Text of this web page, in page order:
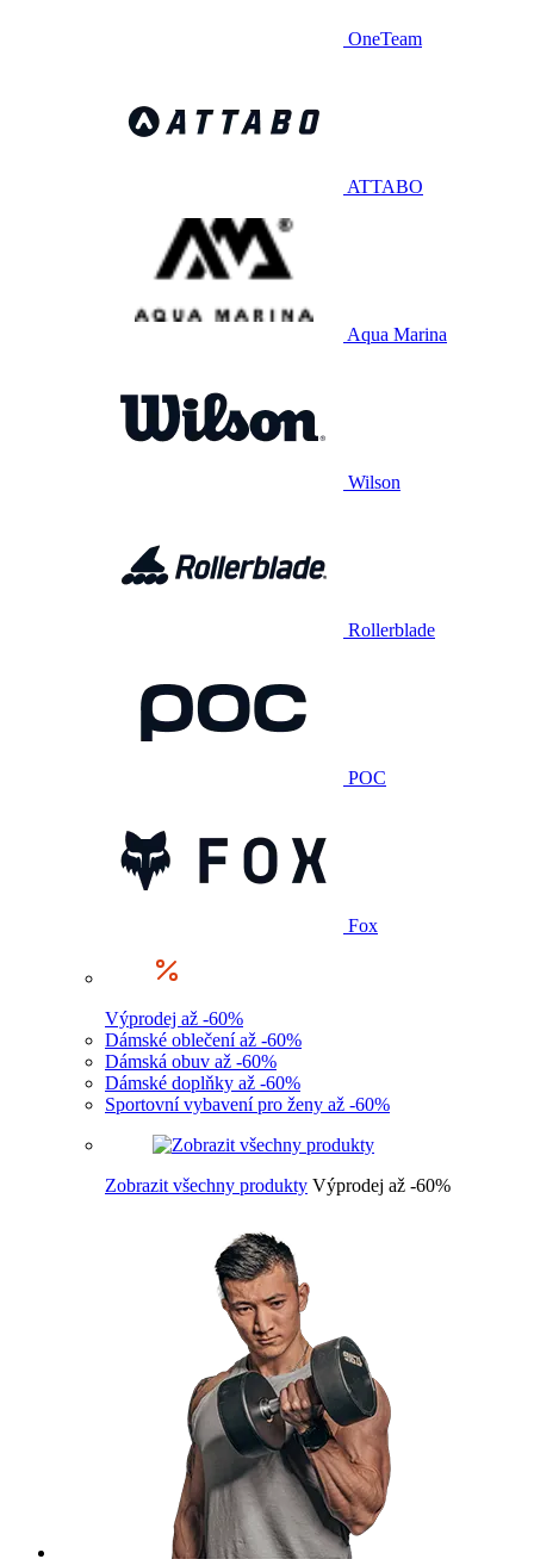
OneTeam
ATTABO
Aqua Marina
Wilson
Rollerblade
POC
Fox
Výprodej až -60%
Dámské oblečení až -60%
Dámská obuv až -60%
Dámské doplňky až -60%
Sportovní vybavení pro ženy až -60%
Zobrazit všechny produkty Výprodej až -60%